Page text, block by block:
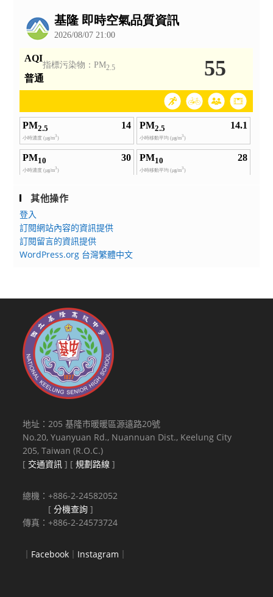
其他操作
登入
訂閱網站內容的資訊提供
訂閱留言的資訊提供
WordPress.org 台灣繁體中文
地址：205 基隆市暖暖區源遠路20號
No.20, Yuanyuan Rd., Nuannuan Dist., Keelung City
205, Taiwan (R.O.C.)
[ 交通資訊 ] [規劃路線 ]
總機：+886-2-24582052
[分機查詢 ]
傳真：+886-2-24573724
｜ Facebook ｜ Instagram ｜